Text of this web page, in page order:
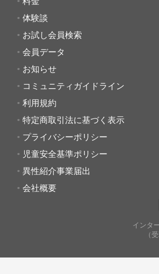
体験談
お試し会員検索
会員データ
お知らせ
コミュニティガイドライン
利用規約
特定商取引法に基づく表示
プライバシーポリシー
児童安全基準ポリシー
異性紹介事業届出
会社概要
インタ
（